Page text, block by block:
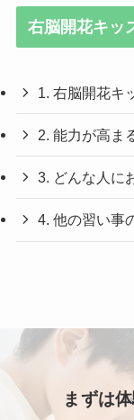
右脳開花キッ
1. 右脳開花キ
2. 能力が高ま
3. どんな人に
4. 他の習い事
まずは